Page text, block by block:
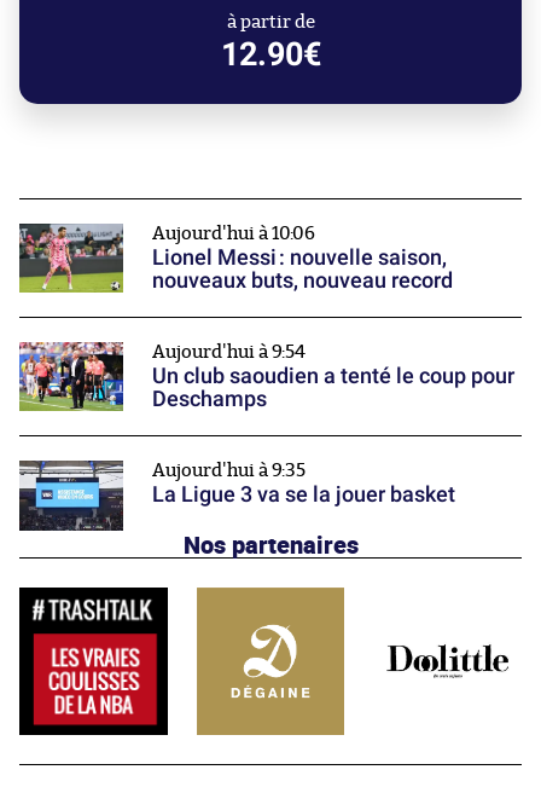
à partir de
12.90€
Aujourd'hui à 10:06
Lionel Messi : nouvelle saison,
nouveaux buts, nouveau record
Aujourd'hui à 9:54
Un club saoudien a tenté le coup pour
Deschamps
Aujourd'hui à 9:35
La Ligue 3 va se la jouer basket
Nos partenaires